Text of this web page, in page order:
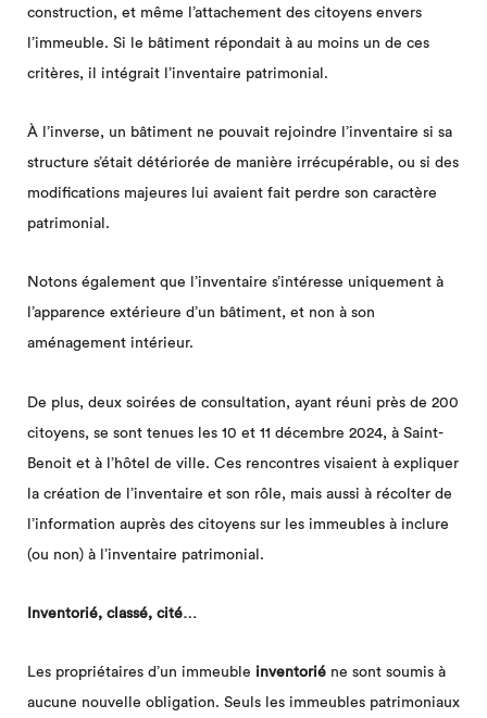
construction, et même l’attachement des citoyens envers
l’immeuble. Si le bâtiment répondait à au moins un de ces
critères, il intégrait l’inventaire patrimonial.
À l’inverse, un bâtiment ne pouvait rejoindre l’inventaire si sa
structure s’était détériorée de manière irrécupérable, ou si des
modifications majeures lui avaient fait perdre son caractère
patrimonial.
Notons également que l’inventaire s’intéresse uniquement à
l’apparence extérieure d’un bâtiment, et non à son
aménagement intérieur.
De plus, deux soirées de consultation, ayant réuni près de 200
citoyens, se sont tenues les 10 et 11 décembre 2024, à Saint-
Benoit et à l’hôtel de ville. Ces rencontres visaient à expliquer
la création de l’inventaire et son rôle, mais aussi à récolter de
l’information auprès des citoyens sur les immeubles à inclure
(ou non) à l’inventaire patrimonial.
Inventorié, classé, cité…
Les propriétaires d’un immeuble inventorié ne sont soumis à
aucune nouvelle obligation. Seuls les immeubles patrimoniaux